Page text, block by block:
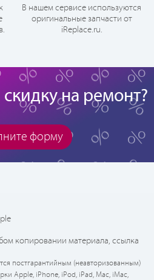
В нашем сервисе используются
оригинальные запчасти от
iReplace.ru.
скидку на ремонт?
форму
копировании материала, ссылка
постгарантийным (неавторизованным)
Apple, iPhone, iPod, iPad, Mac, iMac,